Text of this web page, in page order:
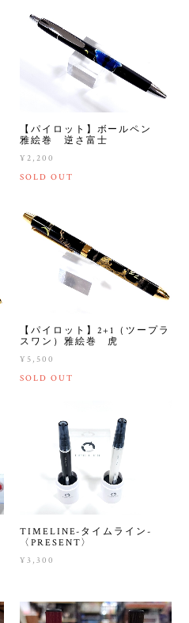
【パイロット】ボールペン
雅絵巻 逆さ富士
¥2,200
SOLD OUT
【パイロット】2+1（ツープラ
スワン）雅絵巻 虎
¥5,500
SOLD OUT
TIMELINE-タイムライン-
〈PRESENT〉
¥3,300